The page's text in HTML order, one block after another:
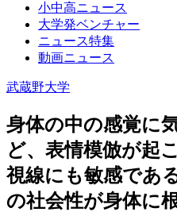
小中高ニュース
大学発ベンチャー
ニュース特集
動画ニュース
武蔵野大学
身体の中の感覚に
ど、表情模倣が起
視線にも敏感であ
の社会性が身体に